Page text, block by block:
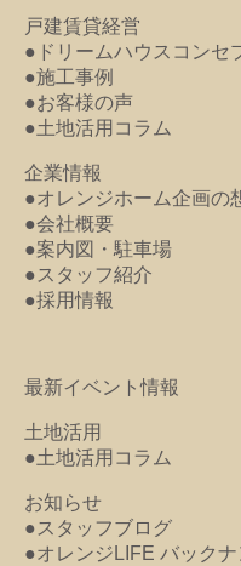
戸建賃貸経営
●ドリームハウスコンセ
●施工事例
●お客様の声
●土地活用コラム
企業情報
●オレンジホーム企画の
●会社概要
●案内図・駐車場
●スタッフ紹介
●採用情報
最新イベント情報
土地活用
●土地活用コラム
お知らせ
●スタッフブログ
●オレンジLIFE バックナ